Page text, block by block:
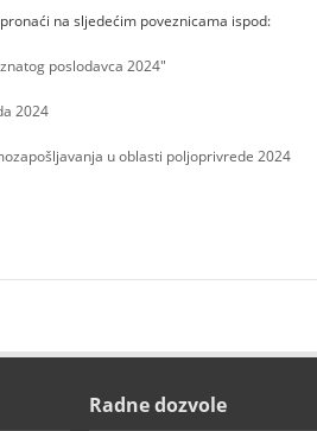
na sljedećim poveznicama ispod:
poslodavca 2024"
2024
u oblasti poljoprivrede 2024
Radne dozvole